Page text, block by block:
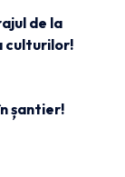
de la
culturilor!
șantier!